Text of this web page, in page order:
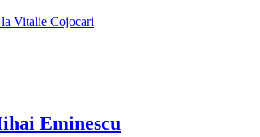
Vitalie Cojocari
Eminescu